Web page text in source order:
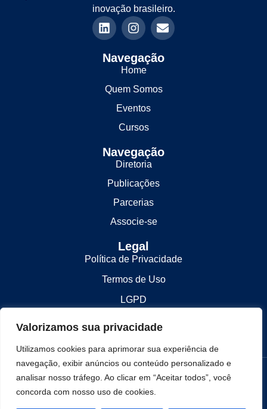
Valorizamos sua privacidade
Utilizamos cookies para aprimorar sua experiência de
navegação, exibir anúncios ou conteúdo personalizado e
analisar nosso tráfego. Ao clicar em “Aceitar todos”, você
concorda com nosso uso de cookies.
inovação brasileiro.
Navegação
Home
Quem Somos
Eventos
Cursos
Navegação
Diretoria
Publicações
Parcerias
Associe-se
Legal
Política de Privacidade
Termos de Uso
LGPD
Contato
© 2025 LES Brasil. Todos os direitos reservados.